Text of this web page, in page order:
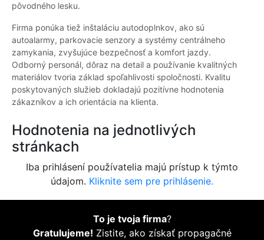
pôvodného lesku.
Firma ponúka tiež inštaláciu autodoplnkov, ako sú
autoalarmy, parkovacie senzory a systémy centrálneho
zamykania, zvyšujúce bezpečnosť a komfort jazdy.
Odborný personál, dôraz na detail a používanie kvalitných
materiálov tvoria základ spoľahlivosti spoločnosti. Kvalitu
poskytovaných služieb dokladajú pozitívne hodnotenia
zákazníkov a ich orientácia na klienta.
Hodnotenia na jednotlivých
stránkach
Iba prihlásení používatelia majú prístup k týmto
údajom. Kliknite sem pre prihlásenie.
To je tvoja firma?
Gratulujeme! Zistite, ako získať propagačné